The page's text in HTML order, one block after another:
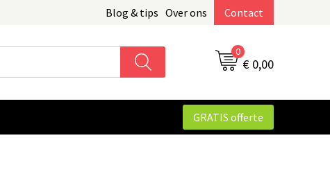
Blog & tips Over ons Contact
0
€ 0,00
GRATIS offerte